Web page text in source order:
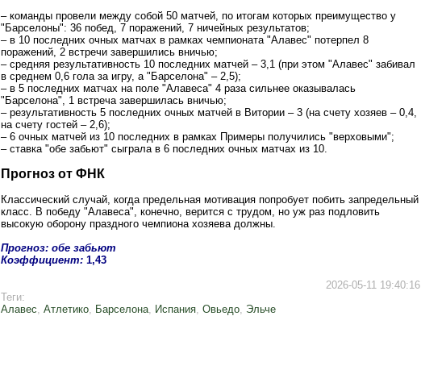
– команды провели между собой 50 матчей, по итогам которых преимущество у
"Барселоны": 36 побед, 7 поражений, 7 ничейных результатов;
– в 10 последних очных матчах в рамках чемпионата "Алавес" потерпел 8
поражений, 2 встречи завершились вничью;
– средняя результативность 10 последних матчей – 3,1 (при этом "Алавес" забивал
в среднем 0,6 гола за игру, а "Барселона" – 2,5);
– в 5 последних матчах на поле "Алавеса" 4 раза сильнее оказывалась
"Барселона", 1 встреча завершилась вничью;
– результативность 5 последних очных матчей в Витории – 3 (на счету хозяев – 0,4,
на счету гостей – 2,6);
– 6 очных матчей из 10 последних в рамках Примеры получились "верховыми";
– ставка "обе забьют" сыграла в 6 последних очных матчах из 10.
Прогноз от ФНК
Классический случай, когда предельная мотивация попробует побить запредельный
класс. В победу "Алавеса", конечно, верится с трудом, но уж раз подловить
высокую оборону праздного чемпиона хозяева должны.
Прогноз: обе забьют
Коэффициент: 1,43
2026-05-11 19:40:16
Теги:
Алавес, Атлетико, Барселона, Испания, Овьедо, Эльче